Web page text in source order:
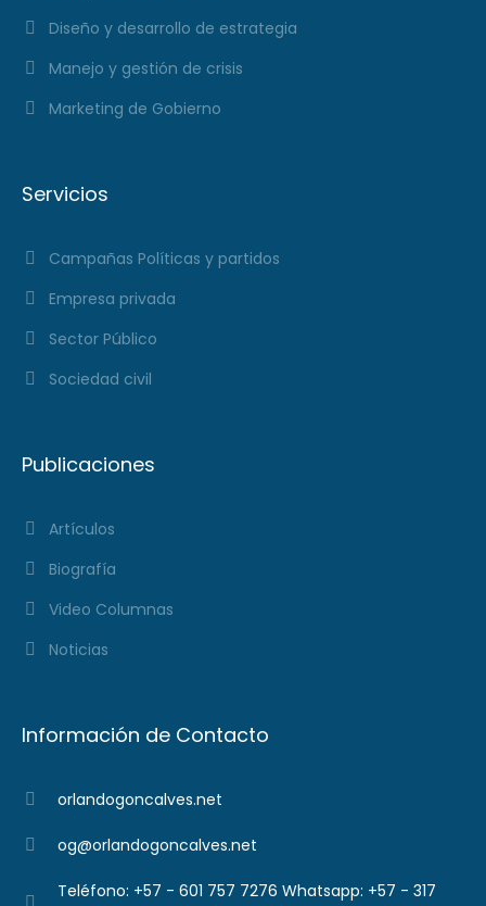
Diseño y desarrollo de estrategia
Manejo y gestión de crisis
Marketing de Gobierno
Servicios
Campañas Políticas y partidos
Empresa privada
Sector Público
Sociedad civil
Publicaciones
Artículos
Biografía
Video Columnas
Noticias
Información de Contacto
orlandogoncalves.net
og@orlandogoncalves.net
Teléfono: +57 - 601 757 7276 Whatsapp: +57 - 317